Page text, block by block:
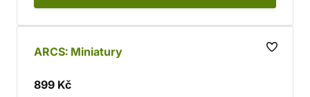
ARCS: Miniatury
899 Kč